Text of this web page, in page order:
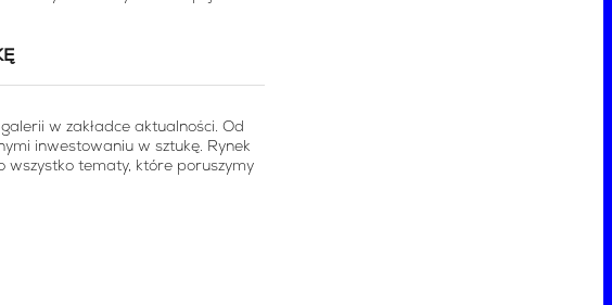
w zakładce aktualności. Od
inwestowaniu w sztukę. Rynek
wszystko tematy, które poruszymy